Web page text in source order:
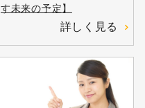
す未来の予定】
詳しく見る